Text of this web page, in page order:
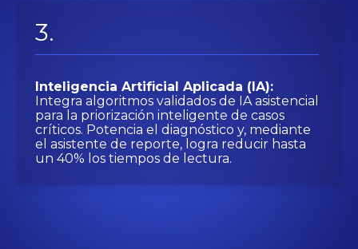
Inteligencia Artificial Aplicada (IA):
Integra algoritmos validados de IA asistencial
para la priorización inteligente de casos
críticos. Potencia el diagnóstico y, mediante
el asistente de reporte, logra reducir hasta
un 40% los tiempos de lectura.